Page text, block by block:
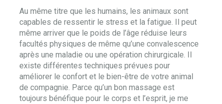
Au même titre que les humains, les animaux sont
capables de ressentir le stress et la fatigue. Il peut
même arriver que le poids de l’âge réduise leurs
facultés physiques de même qu’une convalescence
après une maladie ou une opération chirurgicale. Il
existe différentes techniques prévues pour
améliorer le confort et le bien-être de votre animal
de compagnie. Parce qu’un bon massage est
toujours bénéfique pour le corps et l’esprit, je me